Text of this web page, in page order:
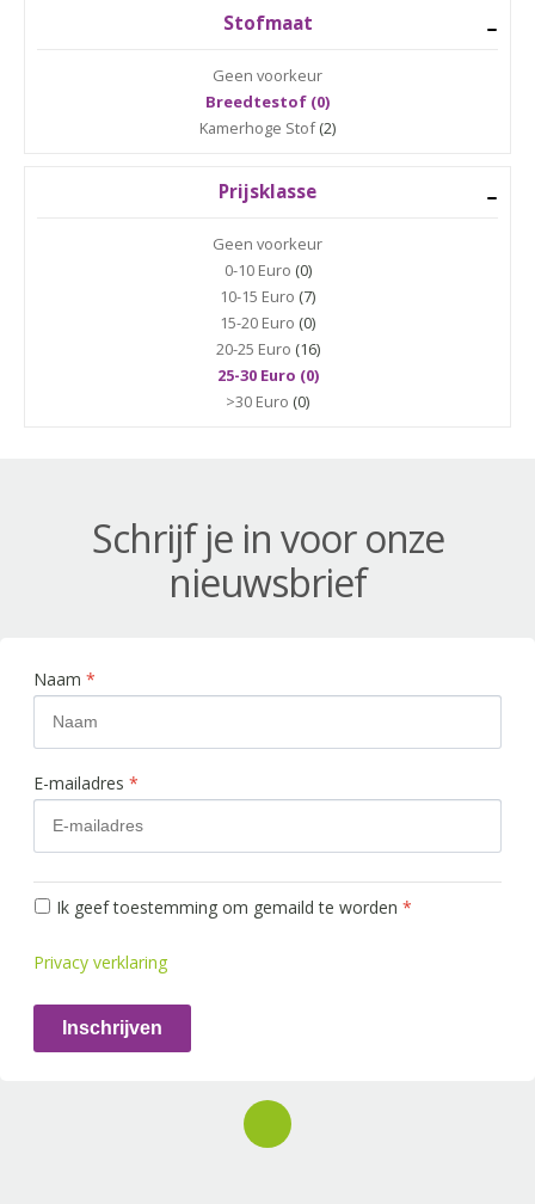
Stofmaat
Geen voorkeur
Breedtestof (0)
Kamerhoge Stof(2)
Prijsklasse
Geen voorkeur
0-10 Euro (0)
10-15 Euro (7)
15-20 Euro (0)
20-25 Euro (16)
25-30 Euro (0)
>30 Euro (0)
Schrijf je in voor onze
nieuwsbrief
Naam *
E-mailadres *
Ik geef toestemming om gemaild te worden *
Privacy verklaring
Inschrijven